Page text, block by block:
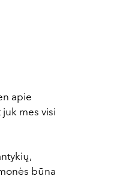
apie
mes visi
būna